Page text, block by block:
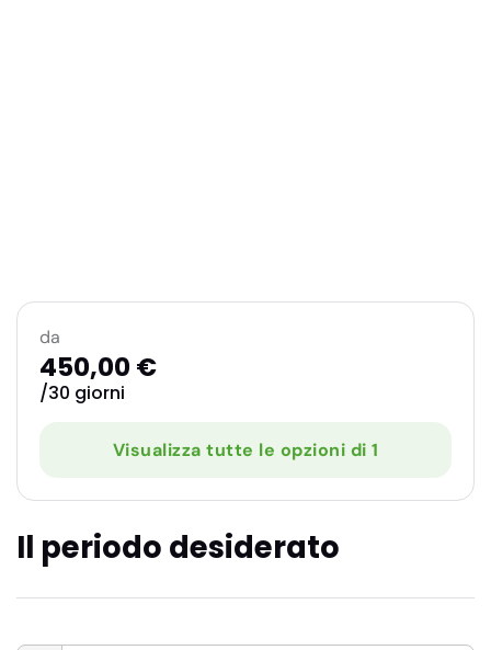
Il periodo desiderato
da
450,00 €
/30 giorni
Visualizza tutte le opzioni di 1